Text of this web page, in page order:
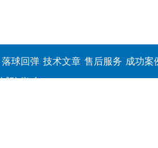
落球回弹
试验仪,介
技术文章 售后服务 成功案